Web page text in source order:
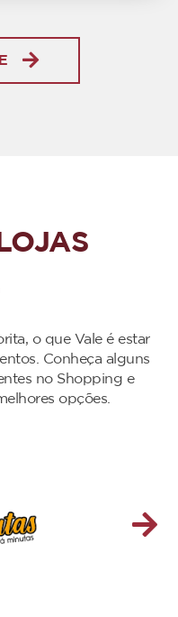
o que Vale é estar
Conheça alguns
no Shopping e
opções.